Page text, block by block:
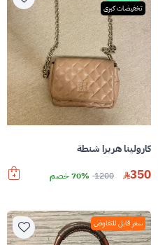
تخفيضات كبرى
كارولينا هريرا شنطة
350
1200 70% خصم
سعر قابل للتفاوض